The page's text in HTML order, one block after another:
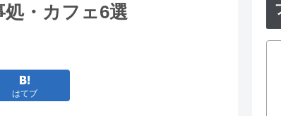
・カフェ6選
はてブ